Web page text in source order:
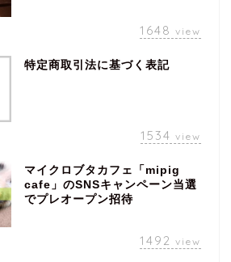
1648 view
特定商取引法に基づく表記
1534 view
マイクロブタカフェ「mipig
cafe」のSNSキャンペーン当選
でプレオープン招待
1492 view